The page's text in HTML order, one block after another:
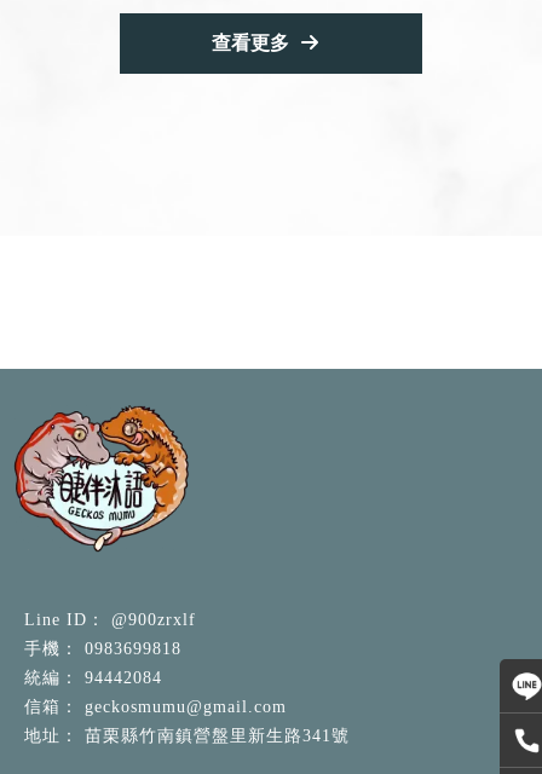
查看更多
@900zrxlf
0983699818
94442084
geckosmumu@gmail.com
苗栗縣竹南鎮營盤里新生路341號